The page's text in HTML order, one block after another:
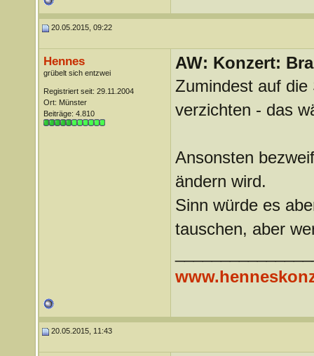
20.05.2015, 09:22
Hennes
grübelt sich entzwei
Registriert seit: 29.11.2004
Ort: Münster
Beiträge: 4.810
AW: Konzert:
Zumindest auf die
verzichten - das
Ansonsten
ändern wird.
Sinn würde es
tauschen, aber
20.05.2015, 11:43